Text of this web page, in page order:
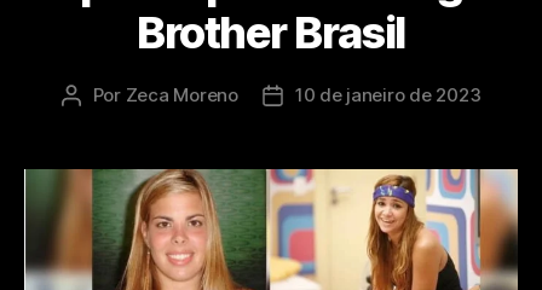
Brother Brasil
Por Zeca Moreno 10 de janeiro de 2023